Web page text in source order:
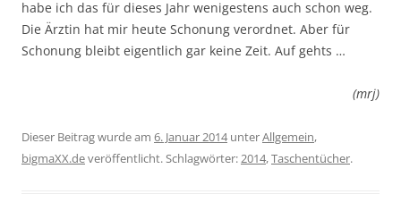
habe ich das für dieses Jahr wenigestens auch schon weg.
Die Ärztin hat mir heute Schonung verordnet. Aber für
Schonung bleibt eigentlich gar keine Zeit. Auf gehts …
(mrj)
Dieser Beitrag wurde am 6. Januar 2014unterAllgemein,
bigmaXX.deveröffentlicht. Schlagwörter:2014,Taschentücher.